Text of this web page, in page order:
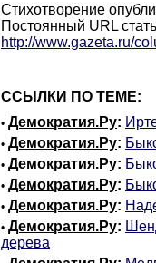
Стихотворение
Постоянный URL
http://www.gazeta.ru/
ССЫЛКИ ПО ТЕМЕ:
• Демократия.Ру:
• Демократия.Ру:
• Демократия.Ру:
• Демократия.Ру:
• Демократия.Ру:
• Демократия.Ру:
дерева